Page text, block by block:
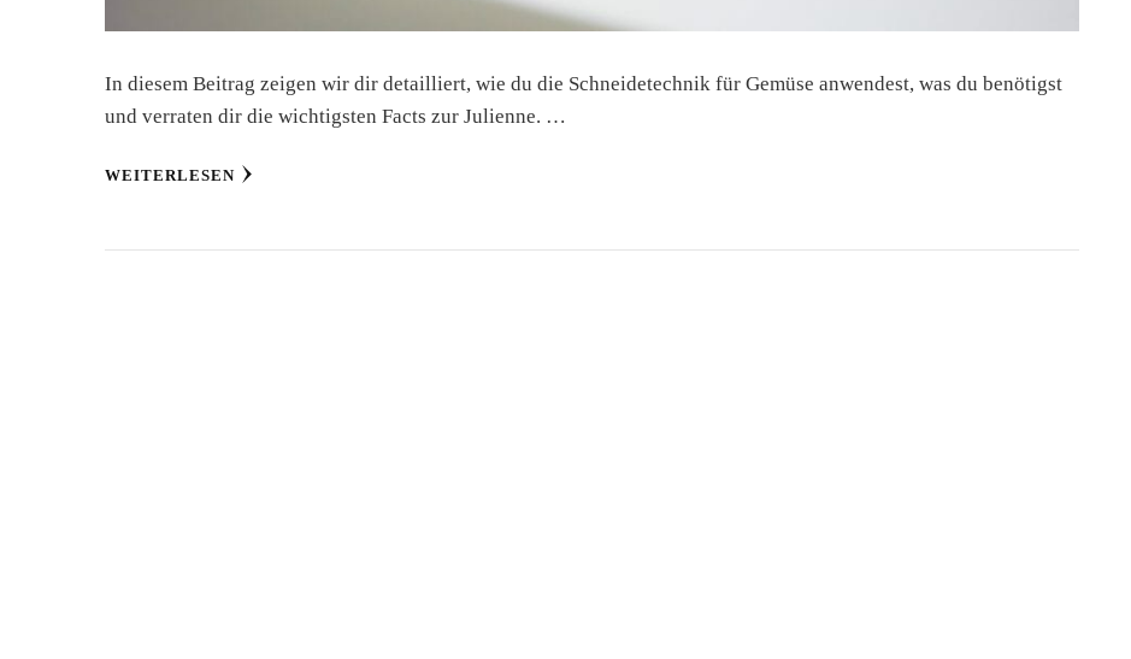
In diesem Beitrag zeigen wir dir detailliert, wie du die Schneidetechnik für Gemüse anwendest, was du benötigst
und verraten dir die wichtigsten Facts zur Julienne. …
WEITERLESEN